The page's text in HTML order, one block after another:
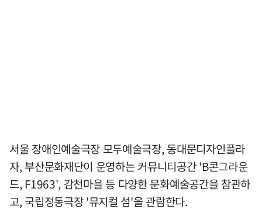
서울 장애인예술극장 모두예술극장, 동대문디자인플라
자, 부산문화재단이 운영하는 커뮤니티공간 'B콘그라운
드, F1963', 감천마을 등 다양한 문화예술공간을 참관하
고, 국립정동극장 '뮤지컬 섬'을 관람한다.